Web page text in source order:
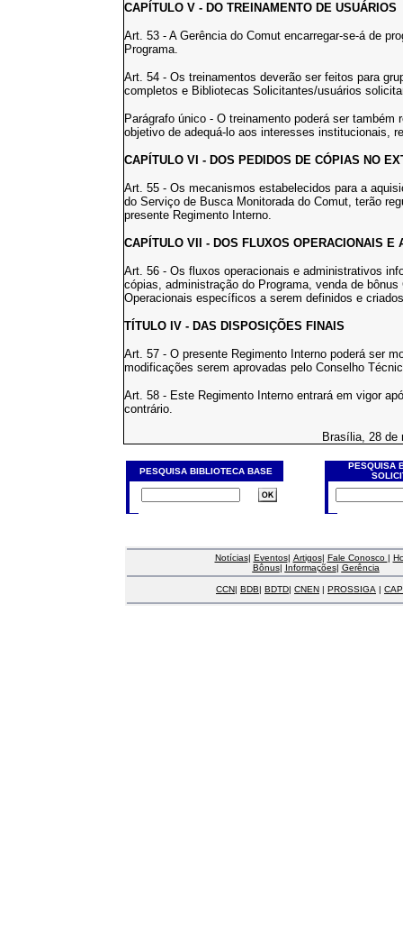
CAPÍTULO V - DO TREINAMENTO DE USUÁRIOS
Art. 53 - A Gerência do Comut encarregar-se-á de
Programa.
Art. 54 - Os treinamentos deverão ser feitos para
completos e Bibliotecas Solicitantes/usuários
Parágrafo único - O treinamento poderá ser
objetivo de adequá-lo aos interesses institucionais,
CAPÍTULO VI - DOS PEDIDOS DE CÓPIAS NO
Art. 55 - Os mecanismos estabelecidos para a
do Serviço de Busca Monitorada do Comut, terão
presente Regimento Interno.
CAPÍTULO VII - DOS FLUXOS OPERACIONAIS E
Art. 56 - Os fluxos operacionais e administrativos
cópias, administração do Programa, venda de
Operacionais específicos a serem definidos e
TÍTULO IV - DAS DISPOSIÇÕES FINAIS
Art. 57 - O presente Regimento Interno poderá ser
modificações serem aprovadas pelo Conselho
Art. 58 - Este Regimento Interno entrará em vigor
contrário.
Brasília, 28 de
PESQUISA BIBLIOTECA BASE
PESQUISA
Notícias| Eventos| Artigos| Fale Conosco |
Bônus| Informações| Gerência
CCN| BDB| BDTD| CNEN | PROSSIGA |